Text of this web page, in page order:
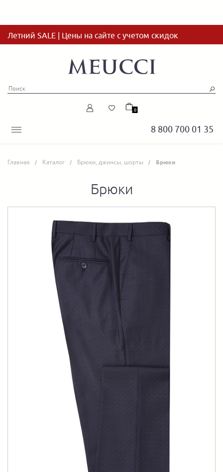
Летний SALE | Цены на сайте с учетом скидок
8 800 700 01 35
0
Главная Каталог Брюки, джинсы, шорты Брюки
Брюки